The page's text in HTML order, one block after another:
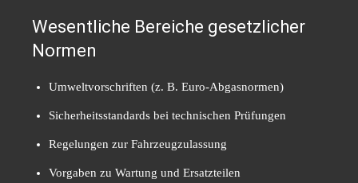
Wesentliche Bereiche gesetzlicher
Normen
Umweltvorschriften (z. B. Euro-Abgasnormen)
Sicherheitsstandards bei technischen Prüfungen
Regelungen zur Fahrzeugzulassung
Vorgaben zu Wartung und Ersatzteilen